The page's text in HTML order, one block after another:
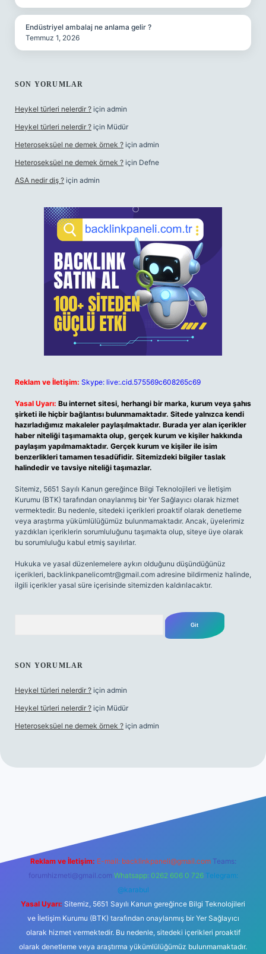
Endüstriyel ambalaj ne anlama gelir ?
Temmuz 1, 2026
SON YORUMLAR
Heykel türleri nelerdir ? için admin
Heykel türleri nelerdir ? için Müdür
Heteroseksüel ne demek örnek ? için admin
Heteroseksüel ne demek örnek ? için Defne
ASA nedir diş ? için admin
Reklam ve İletişim: Skype: live:.cid.575569c608265c69
Yasal Uyarı: Bu internet sitesi, herhangi bir marka, kurum veya şahıs
şirketi ile hiçbir bağlantısı bulunmamaktadır. Sitede yalnızca kendi
hazırladığımız makaleler paylaşılmaktadır. Burada yer alan içerikler
haber niteliği taşımamakta olup, gerçek kurum ve kişiler hakkında
paylaşım yapılmamaktadır. Gerçek kurum ve kişiler ile isim
benzerlikleri tamamen tesadüfidir. Sitemizdeki bilgiler taslak
halindedir ve tavsiye niteliği taşımazlar.
Sitemiz, 5651 Sayılı Kanun gereğince Bilgi Teknolojileri ve İletişim
Kurumu (BTK) tarafından onaylanmış bir Yer Sağlayıcı olarak hizmet
vermektedir. Bu nedenle, sitedeki içerikleri proaktif olarak denetleme
veya araştırma yükümlülüğümüz bulunmamaktadır. Ancak, üyelerimiz
yazdıkları içeriklerin sorumluluğunu taşımakta olup, siteye üye olarak
bu sorumluluğu kabul etmiş sayılırlar.
Hukuka ve yasal düzenlemelere aykırı olduğunu düşündüğünüz
içerikleri, backlinkpanelicomtr@gmail.com adresine bildirmeniz halinde,
ilgili içerikler yasal süre içerisinde sitemizden kaldırılacaktır.
SON YORUMLAR
Heykel türleri nelerdir ? için admin
Heykel türleri nelerdir ? için Müdür
Heteroseksüel ne demek örnek ? için admin
Reklam ve İletişim: E-mail: backlinkpaneli@gmail.com Teams:
forumhizmeti@gmail.com Whatsapp: 0262 606 0 726 Telegram:
@karabul
Yasal Uyarı: Sitemiz, 5651 Sayılı Kanun gereğince Bilgi Teknolojileri
ve İletişim Kurumu (BTK) tarafından onaylanmış bir Yer Sağlayıcı
olarak hizmet vermektedir. Bu nedenle, sitedeki içerikleri proaktif
olarak denetleme veya araştırma yükümlülüğümüz bulunmamaktadır.